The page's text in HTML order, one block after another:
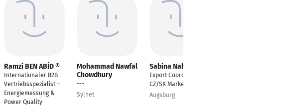
Ramzi BEN ABİD ®
Internationaler B2B
Vertriebsspezialist –
Energiemessung &
Power Quality
Mohammad Nawfal
Chowdhury
---
Sylhet
Sabina Nahlik
Export Coordinator |
CZ/SK Markets
Augsburg